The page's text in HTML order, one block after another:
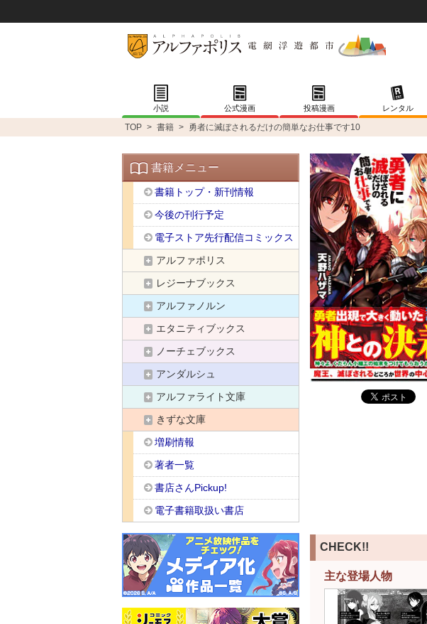
小説 公式漫画 投稿漫画 レンタル
TOP > 書籍 > 勇者に滅ぼされるだけの簡単なお仕事です10
CHECK!!
主な登場人物
書籍メニュー
書籍トップ・新刊情報
今後の刊行予定
電子ストア先行配信コミックス
アルファポリス
レジーナブックス
アルファノルン
エタニティブックス
ノーチェブックス
アンダルシュ
アルファライト文庫
きずな文庫
増刷情報
著者一覧
書店さんPickup!
電子書籍取扱い書店